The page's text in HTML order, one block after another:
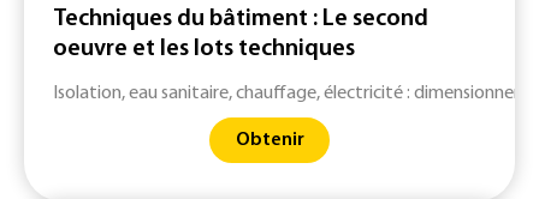
Techniques du bâtiment : Le second
oeuvre et les lots techniques
Isolation, eau sanitaire, chauffage, électricité :
Obtenir